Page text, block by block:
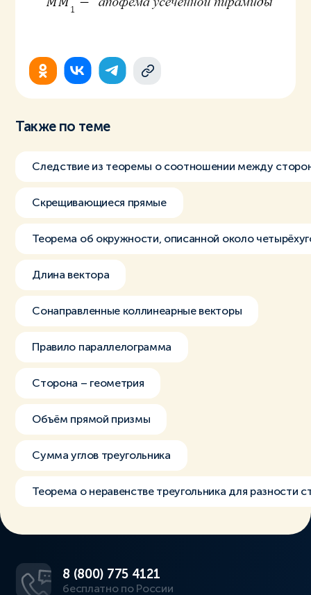
Также по теме
Следствие из теоремы о соотношении между
Скрещивающиеся прямые
Теорема об окружности, описанной около
Длина вектора
Сонаправленные коллинеарные векторы
Правило параллелограмма
Сторона – геометрия
Объём прямой призмы
Сумма углов треугольника
Теорема о неравенстве треугольника для разности
8 (800) 775 4121
бесплатно по России